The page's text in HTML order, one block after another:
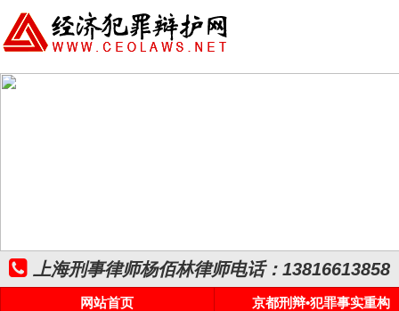
上海刑事律师杨佰林律师电话：13816613858
网站首页
京都刑辩•犯罪事实重构